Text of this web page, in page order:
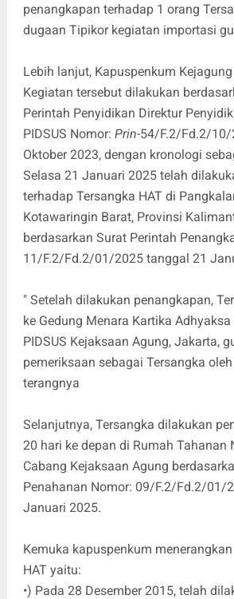
penangkapan terhadap 1 orang
dugaan Tipikor kegiatan importasi
Lebih lanjut, Kapuspenkum
Kegiatan tersebut dilakukan
Perintah Penyidikan Direktur
PIDSUS Nomor: Prin-54/F.2/Fd.2/
Oktober 2023, dengan kronologi
Selasa 21 Januari 2025 telah
terhadap Tersangka HAT di
Kotawaringin Barat, Provinsi
berdasarkan Surat Perintah
11/F.2/Fd.2/01/2025 tanggal 21
" Setelah dilakukan penangkapan,
ke Gedung Menara Kartika
PIDSUS Kejaksaan Agung, Jakarta,
pemeriksaan sebagai Tersangka
terangnya
Selanjutnya, Tersangka dilakukan
20 hari ke depan di Rumah Tahanan
Cabang Kejaksaan Agung
Penahanan Nomor: 09/F.2/Fd.2/01/
Januari 2025.
Kemuka kapuspenkum menerangkan
HAT yaitu:
•) Pada 28 Desember 2015, telah